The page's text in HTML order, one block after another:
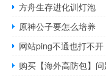
方舟生存进化训灯泡
原神公子要怎么培养
网站ping不通也打不开
购买【海外高防包】